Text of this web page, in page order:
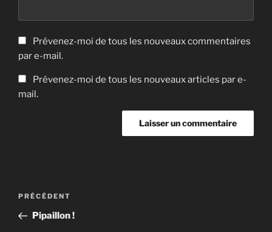
Prévenez-moi de tous les nouveaux commentaires
par e-mail.
Prévenez-moi de tous les nouveaux articles par e-
mail.
Navigation
l’article
Article
précédent
PRÉCÉDENT
Pipaillon !